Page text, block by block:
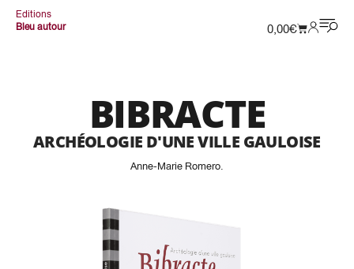
Editions
Bleu autour
0,00€
BIBRACTE
ARCHÉOLOGIE D'UNE VILLE GAULOISE
Anne-Marie Romero.